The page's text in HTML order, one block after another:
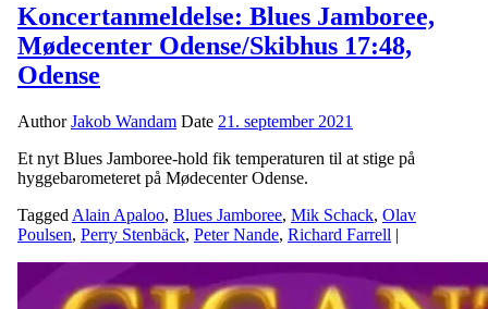
Koncertanmeldelse: Blues Jamboree,
Mødecenter Odense/Skibhus 17:48,
Odense
AuthorJakob Wandam Date 21. september 2021
Et nyt Blues Jamboree-hold fik temperaturen til at stige på
hyggebarometeret på Mødecenter Odense.
Tagged Alain Apaloo, Blues Jamboree, Mik Schack, Olav
Poulsen, Perry Stenbäck, Peter Nande, Richard Farrell |